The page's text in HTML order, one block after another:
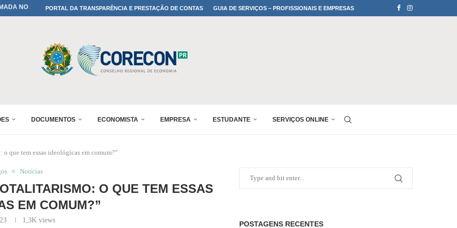
PARANÁ DEFINE SUAS...
PORTAL DA TRANSPARÊNCIA E PRESTAÇÃO DE CONTAS GUIA DE SERVIÇOS – PROFISSIONAIS E EMPRESAS
DOCUMENTOS ECONOMISTA EMPRESA ESTUDANTE SERVIÇOS ONLINE
que tem essas ideológicas em comum?”
Notícias
O QUE TEM ESSAS
EM COMUM?”
1,3K views POSTAGENS RECENTES